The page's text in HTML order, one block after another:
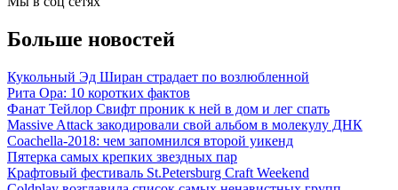
Больше новостей
Кукольный Эд Ширан страдает по возлюбленной
Рита Ора: 10 коротких фактов
Фанат Тейлор Свифт проник к ней в дом и лег спать
Massive Attack закодировали свой альбом в молекулу ДНК
Coachella-2018: чем запомнился второй уикенд
Пятерка самых крепких звездных пар
Крафтовый фестиваль St.Petersburg Craft Weekend